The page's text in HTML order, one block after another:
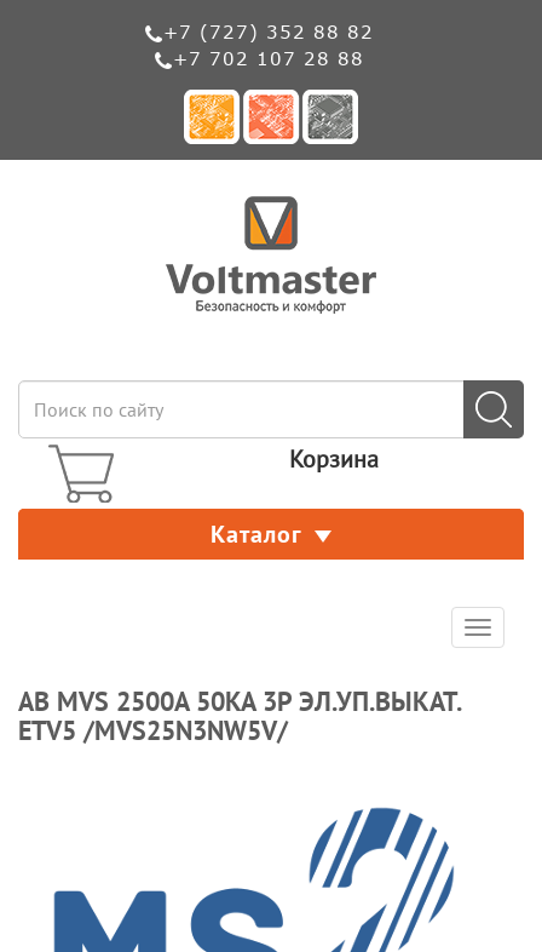
+7 (727) 352 88 82
+7 702 107 28 88
Корзина
Каталог
Toggle
AB MVS 2500A 50KA 3P ЭЛ.УП.ВЫКАТ.
ETV5 /MVS25N3NW5V/